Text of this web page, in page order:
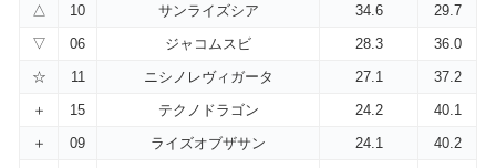
△
10 サンライズシア 34.6
29.7
▽
06 ジャコムスビ 28.3
36.0
☆
11 ニシノレヴィガータ 27.1
37.2
＋
15 テクノドラゴン 24.2
40.1
＋
09 ライズオブザサン 24.1
40.2